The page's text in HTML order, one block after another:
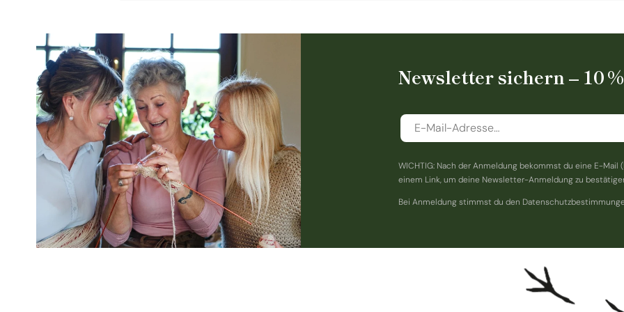
Newsletter sichern – 10
WICHTIG: Nach der Anmeldung bekommst du eine E-
einem Link, um deine Newsletter-Anmeldung zu
Bei Anmeldung stimmst du den